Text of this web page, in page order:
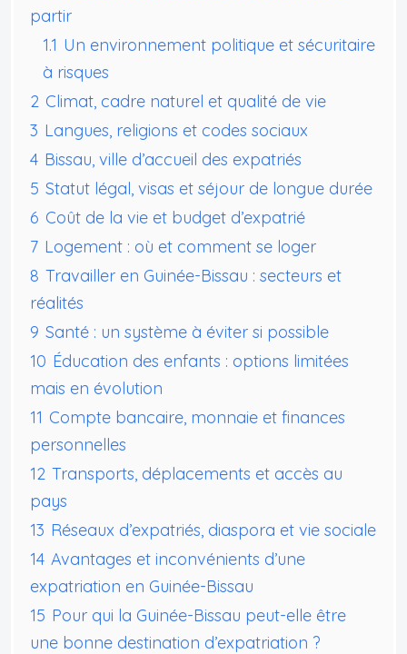
partir
1.1 Un environnement politique et sécuritaire
à risques
2 Climat, cadre naturel et qualité de vie
3 Langues, religions et codes sociaux
4 Bissau, ville d’accueil des expatriés
5 Statut légal, visas et séjour de longue durée
6 Coût de la vie et budget d’expatrié
7 Logement : où et comment se loger
8 Travailler en Guinée-Bissau : secteurs et
réalités
9 Santé : un système à éviter si possible
10 Éducation des enfants : options limitées
mais en évolution
11 Compte bancaire, monnaie et finances
personnelles
12 Transports, déplacements et accès au
pays
13 Réseaux d’expatriés, diaspora et vie sociale
14 Avantages et inconvénients d’une
expatriation en Guinée-Bissau
15 Pour qui la Guinée-Bissau peut-elle être
une bonne destination d’expatriation ?